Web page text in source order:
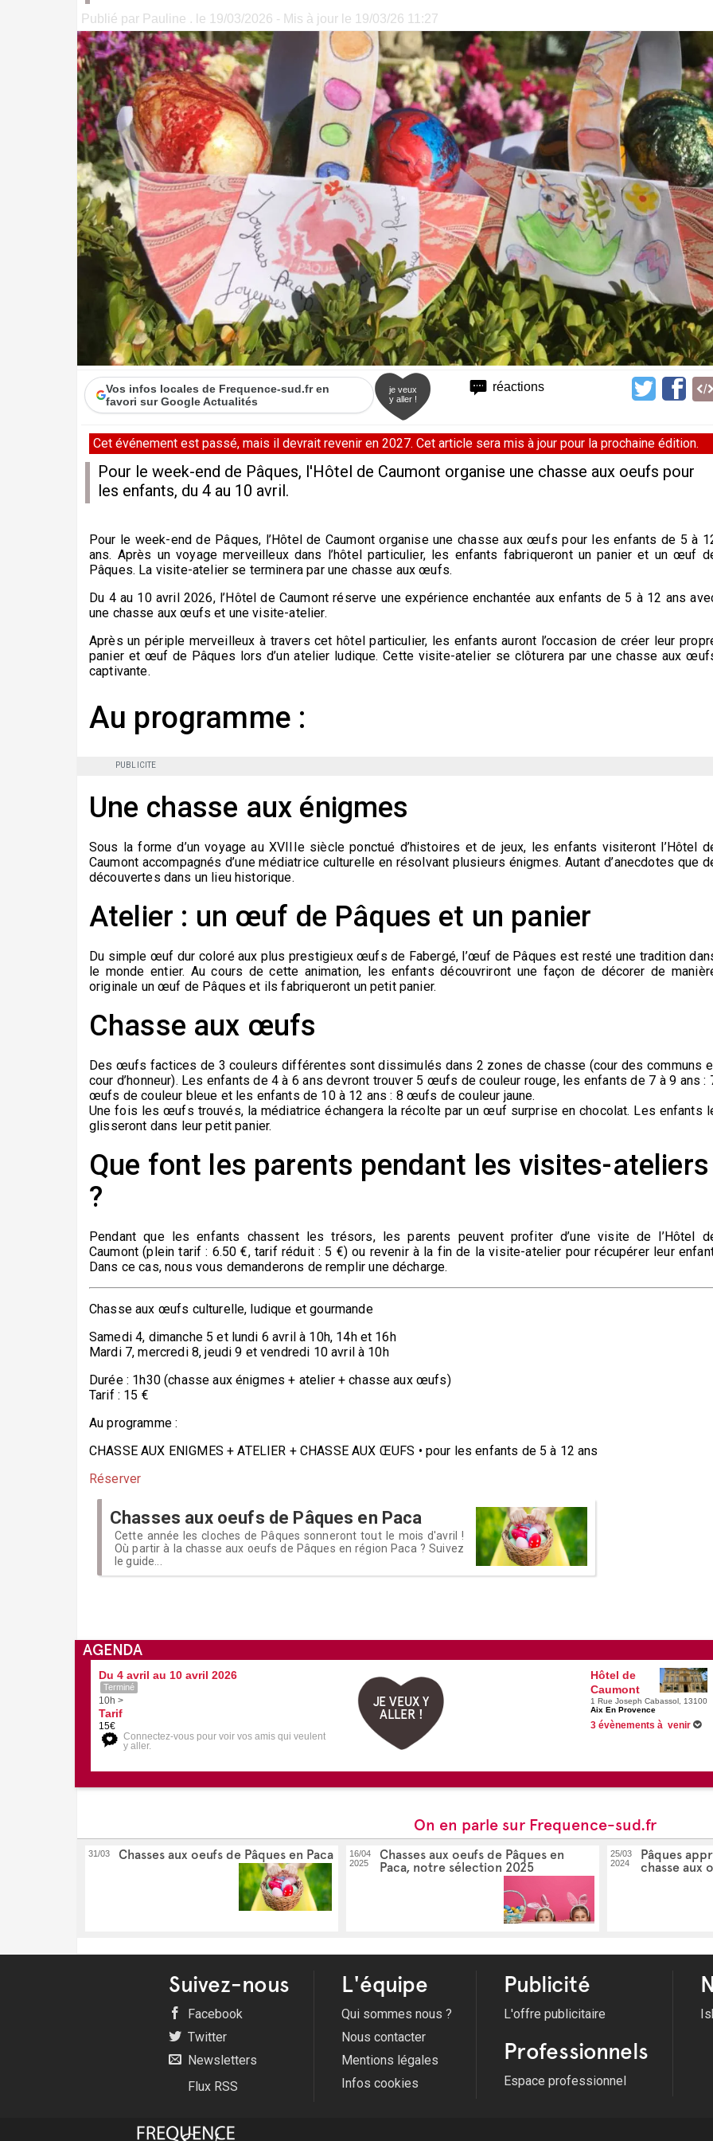
Publié par Pauline . le 19/03/2026 - Mis à jour le 19/03/26 11:27
réactions
Vos infos locales de Frequence-sud.fr en
favori sur Google Actualités
je veux
y aller !
Cet événement est passé, mais il devrait revenir en 2027. Cet article sera mis à jour pour la prochaine édition.
Pour le week-end de Pâques, l'Hôtel de Caumont organise une chasse aux oeufs pour
les enfants, du 4 au 10 avril.
Pour le week-end de Pâques, l’Hôtel de Caumont organise une chasse aux œufs pour les enfants de 5 à
ans. Après un voyage merveilleux dans l’hôtel particulier, les enfants fabriqueront un panier et un œuf
Pâques. La visite-atelier se terminera par une chasse aux œufs.
Du 4 au 10 avril 2026, l’Hôtel de Caumont réserve une expérience enchantée aux enfants de 5 à 12 ans
une chasse aux œufs et une visite-atelier.
Après un périple merveilleux à travers cet hôtel particulier, les enfants auront l’occasion de créer leur
panier et œuf de Pâques lors d’un atelier ludique. Cette visite-atelier se clôturera par une chasse aux
captivante.
Au programme :
PUBLICITE
Une chasse aux énigmes
Sous la forme d’un voyage au XVIIIe siècle ponctué d’histoires et de jeux, les enfants visiteront l’Hôtel
Caumont accompagnés d’une médiatrice culturelle en résolvant plusieurs énigmes. Autant d’anecdotes que
découvertes dans un lieu historique.
Atelier : un œuf de Pâques et un panier
Du simple œuf dur coloré aux plus prestigieux œufs de Fabergé, l’œuf de Pâques est resté une tradition
le monde entier. Au cours de cette animation, les enfants découvriront une façon de décorer de
originale un œuf de Pâques et ils fabriqueront un petit panier.
Chasse aux œufs
Des œufs factices de 3 couleurs différentes sont dissimulés dans 2 zones de chasse (cour des communs
cour d’honneur). Les enfants de 4 à 6 ans devront trouver 5 œufs de couleur rouge, les enfants de 7 à 9 ans :
œufs de couleur bleue et les enfants de 10 à 12 ans : 8 œufs de couleur jaune.
Une fois les œufs trouvés, la médiatrice échangera la récolte par un œuf surprise en chocolat. Les enfants
glisseront dans leur petit panier.
Que font les parents pendant les visites-ateliers
?
Pendant que les enfants chassent les trésors, les parents peuvent profiter d’une visite de l’Hôtel
Caumont (plein tarif : 6.50 €, tarif réduit : 5 €) ou revenir à la fin de la visite-atelier pour récupérer leur
Dans ce cas, nous vous demanderons de remplir une décharge.
Chasse aux œufs culturelle, ludique et gourmande
Samedi 4, dimanche 5 et lundi 6 avril à 10h, 14h et 16h
Mardi 7, mercredi 8, jeudi 9 et vendredi 10 avril à 10h
Durée : 1h30 (chasse aux énigmes + atelier + chasse aux œufs)
Tarif : 15 €
Au programme :
CHASSE AUX ENIGMES + ATELIER + CHASSE AUX ŒUFS • pour les enfants de 5 à 12 ans
Réserver
Chasses aux oeufs de Pâques en Paca
Cette année les cloches de Pâques sonneront tout le mois d'avril !
Où partir à la chasse aux oeufs de Pâques en région Paca ? Suivez
le guide...
AGENDA
Du 4 avril au 10 avril 2026
Terminé
10h >
Tarif
15€
Connectez-vous pour voir vos amis qui veulent
y aller.
JE VEUX Y
ALLER !
Hôtel de
Caumont
1 Rue Joseph Cabassol, 13100
Aix En Provence
3 évènements à venir
On en parle sur Frequence-sud.fr
31/03 Chasses aux oeufs de Pâques en Paca
16/04
2025
Chasses aux oeufs de Pâques en
Paca, notre sélection 2025
25/03
2024
Pâques
chasse aux
Suivez-nous
Facebook
Twitter
Newsletters
Flux RSS
L'équipe
Qui sommes nous ?
Nous contacter
Mentions légales
Infos cookies
Publicité
L'offre publicitaire
Professionnels
Espace professionnel